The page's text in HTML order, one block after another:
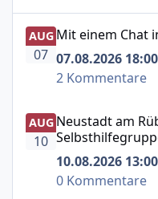
Mit einem Chat ins
AUG
07
Mit einem Chat
07.08.2026 18:00
2 Kommentare
Neustadt am
AUG
10
Neustadt am
10.08.2026 13:00
0 Kommentare